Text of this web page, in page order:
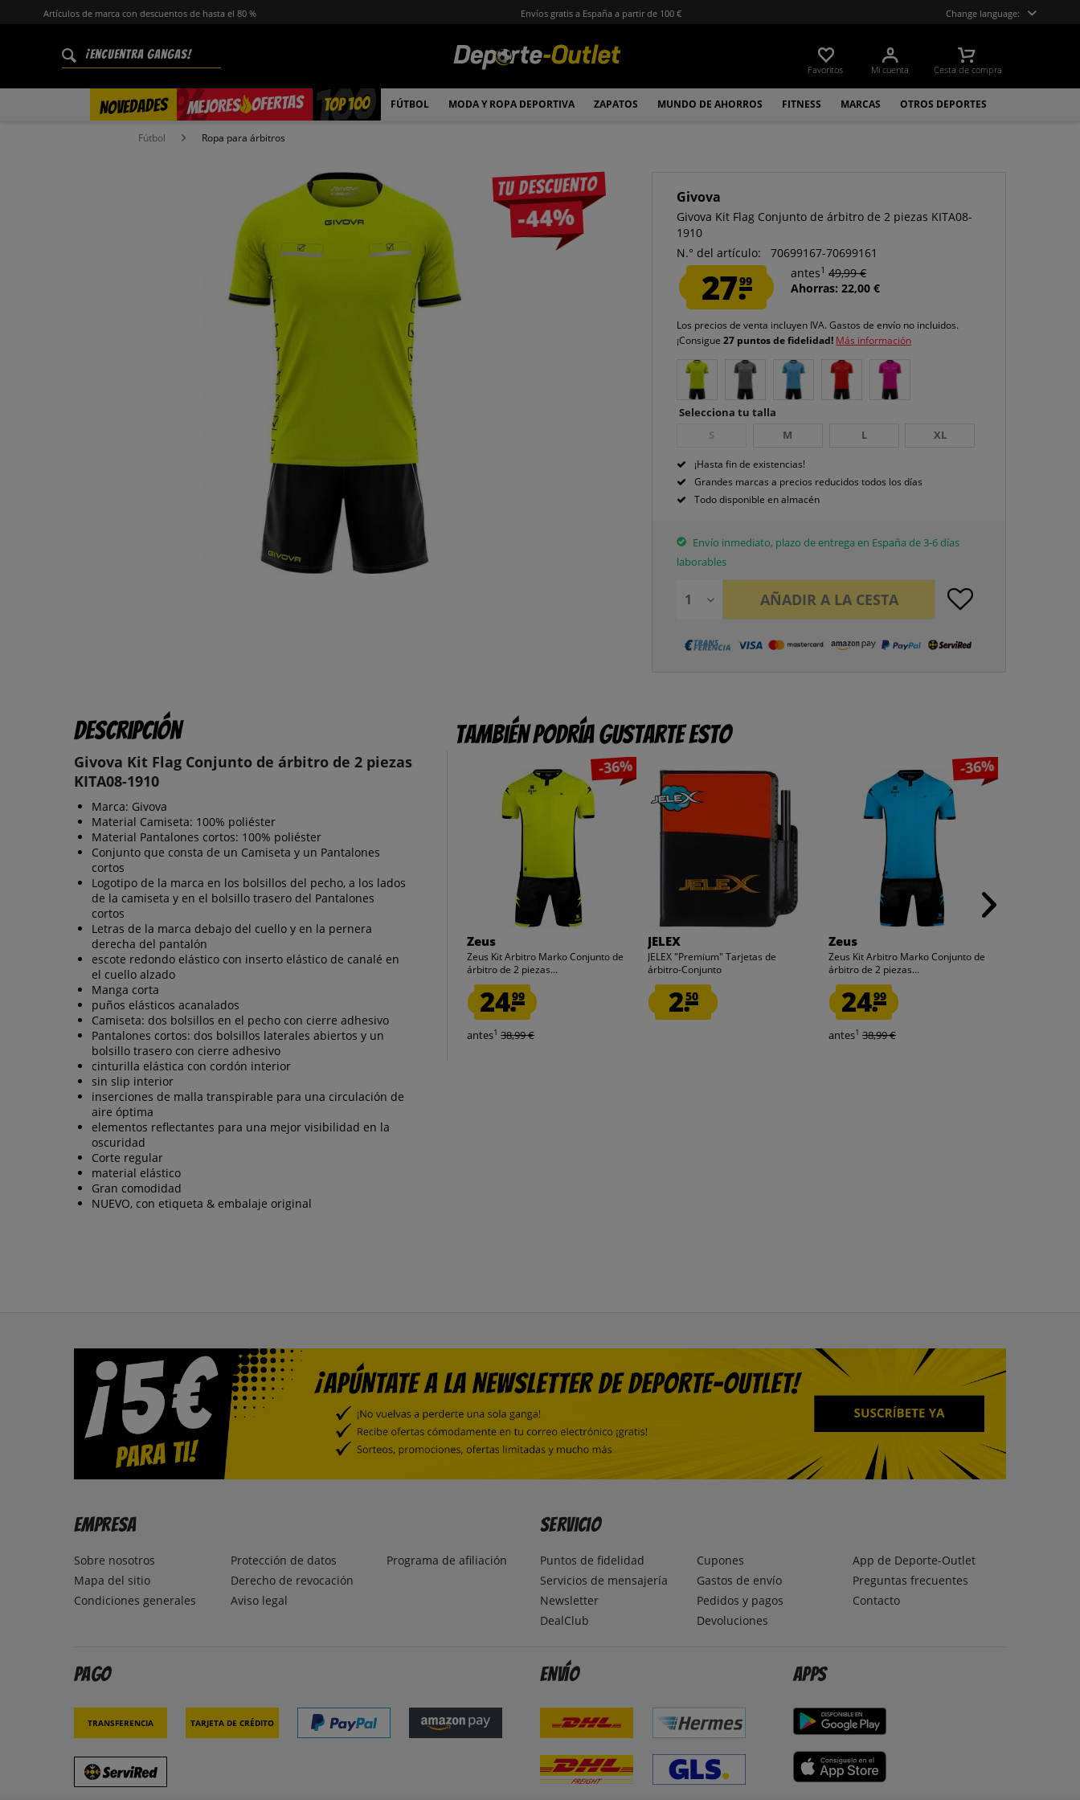
Artículos de marca con descuentos de hasta el 80 % Envíos gratis a España a partir de 100 € Change language:
Favoritos Mi cuenta Cesta de compra
NOVEDADES MEJORES OFERTAS
% TOP 100 FÚTBOL MODA Y ROPA DEPORTIVA ZAPATOS MUNDO DE AHORROS FITNESS MARCAS OTROS DEPORTES
Fútbol Ropa para árbitros
Tu descuento
-44%
Givova
Givova Kit Flag Conjunto de árbitro de 2 piezas KITA08-
1910
N.° del artículo:
70699167-70699161
27.99
antes1 49,99 €
Ahorras: 22,00 €
Los precios de venta incluyen IVA.Gastos de envío no incluidos.
¡Consigue27 puntos de fidelidad! Más información
Selecciona tu talla
S
M L XL
¡Hasta fin de existencias!
Grandes marcas a precios reducidos todos los días
Todo disponible en almacén
Envío inmediato, plazo de entrega en España de 3-6 días
laborables
AÑADIR A LA CESTA
Descripción
Givova Kit Flag Conjunto de árbitro de 2 piezas
KITA08-1910
Marca: Givova
Material Camiseta: 100% poliéster
Material Pantalones cortos: 100% poliéster
Conjunto que consta de un Camiseta y un Pantalones
cortos
Logotipo de la marca en los bolsillos del pecho, a los lados
de la camiseta y en el bolsillo trasero del Pantalones
cortos
Letras de la marca debajo del cuello y en la pernera
derecha del pantalón
escote redondo elástico con inserto elástico de canalé en
el cuello alzado
Manga corta
puños elásticos acanalados
Camiseta: dos bolsillos en el pecho con cierre adhesivo
Pantalones cortos: dos bolsillos laterales abiertos y un
bolsillo trasero con cierre adhesivo
cinturilla elástica con cordón interior
sin slip interior
inserciones de malla transpirable para una circulación de
aire óptima
elementos reflectantes para una mejor visibilidad en la
oscuridad
Corte regular
material elástico
Gran comodidad
NUEVO, con etiqueta & embalaje original
También podría gustarte esto
-36%
Zeus
Zeus Kit Arbitro Marko Conjunto de
árbitro de 2 piezas...
24.99
antes1 38,99 €
JELEX
JELEX "Premium" Tarjetas de
árbitro-Conjunto
2.50
-36%
Zeus
Zeus Kit Arbitro Marko Conjunto de
árbitro de 2 piezas...
24.99
antes1 38,99 €
Empresa
Sobre nosotros
Mapa del sitio
Condiciones generales
Protección de datos
Derecho de revocación
Aviso legal
Programa de afiliación
Servicio
Puntos de fidelidad
Servicios de mensajería
Newsletter
DealClub
Cupones
Gastos de envío
Pedidos y pagos
Devoluciones
App de Deporte-Outlet
Preguntas frecuentes
Contacto
Pago
Transferencia Tarjeta de crédito
Envío Apps